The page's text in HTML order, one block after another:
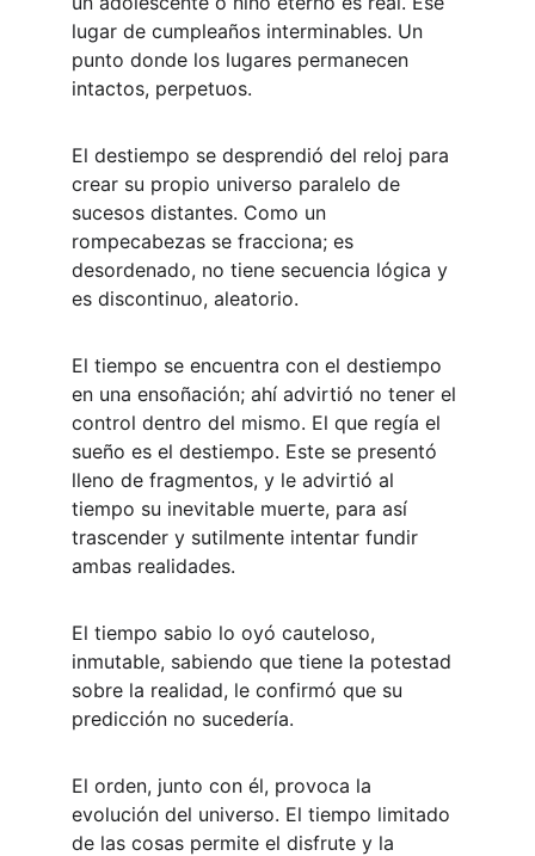
lugar de cumpleaños interminables. Un
punto donde los lugares permanecen
intactos, perpetuos.
El destiempo se desprendió del reloj para
crear su propio universo paralelo de
sucesos distantes. Como un
rompecabezas se fracciona; es
desordenado, no tiene secuencia lógica y
es discontinuo, aleatorio.
El tiempo se encuentra con el destiempo
en una ensoñación; ahí advirtió no tener el
control dentro del mismo. El que regía el
sueño es el destiempo. Este se presentó
lleno de fragmentos, y le advirtió al
tiempo su inevitable muerte, para así
trascender y sutilmente intentar fundir
ambas realidades.
El tiempo sabio lo oyó cauteloso,
inmutable, sabiendo que tiene la potestad
sobre la realidad, le confirmó que su
predicción no sucedería.
El orden, junto con él, provoca la
evolución del universo. El tiempo limitado
de las cosas permite el disfrute y la